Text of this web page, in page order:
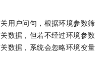
用户问句，根据环境参数筛
数据，但若不经过环境参数
数据，系统会忽略环境变量